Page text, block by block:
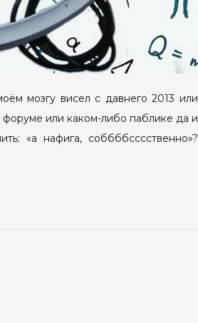
мозгу висел с давнего 2013 или
форуме или каком-либо паблике да и
«а нафига, соббббсссственно»?